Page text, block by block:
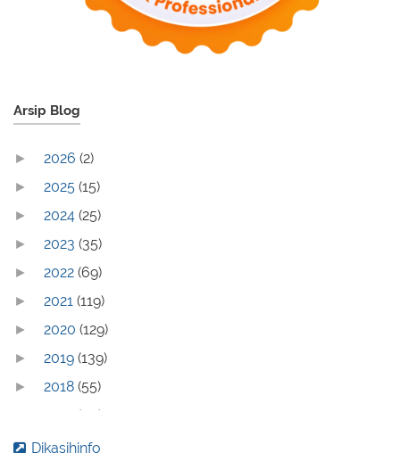
Arsip Blog
► 2026 (2)
► 2025 (15)
► 2024 (25)
► 2023 (35)
► 2022 (69)
► 2021 (119)
► 2020 (129)
► 2019 (139)
► 2018 (55)
(70)
► 2016(83)
Dikasihinfo